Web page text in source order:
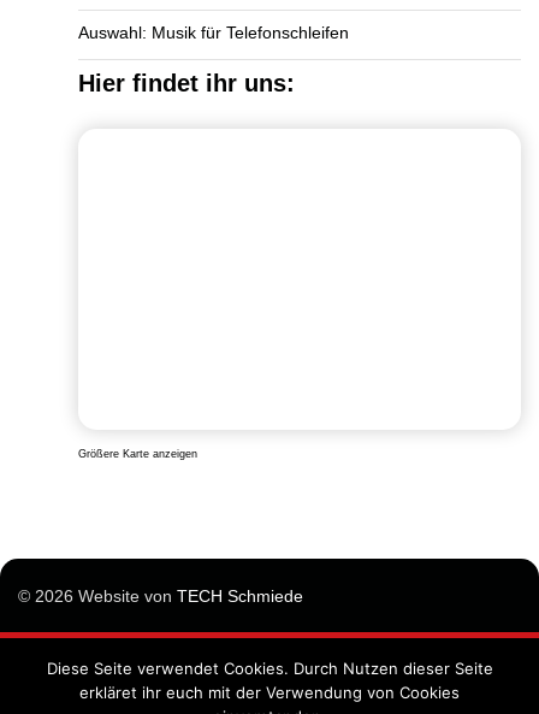
Auswahl: Musik für Telefonschleifen
Hier findet ihr uns:
Größere Karte anzeigen
© 2026 Website von TECH Schmiede
Impressum
Datenschutzunterrichtung
Diese Seite verwendet Cookies. Durch Nutzen dieser Seite
erkläret ihr euch mit der Verwendung von Cookies